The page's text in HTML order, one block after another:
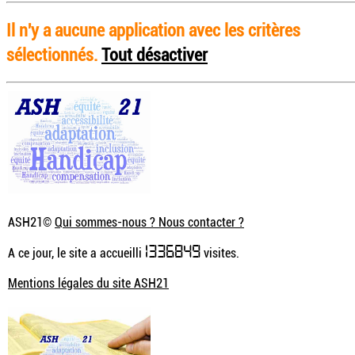
Il n'y a aucune application avec les critères
sélectionnés.Tout désactiver
ASH21©Qui sommes-nous ? Nous contacter ?
A ce jour, le site a accueilli 1336849visites.
Mentions légales du site ASH21